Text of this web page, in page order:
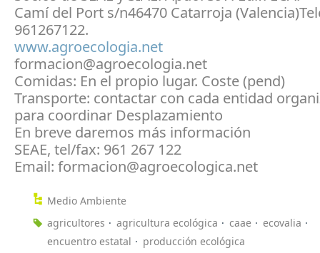
Camí del Port s/n46470 Catarroja
961267122.
www.agroecologia.net
formacion@agroecologia.net
Comidas: En el propio lugar. Coste (pend)
Transporte: contactar con cada entidad
para coordinar Desplazamiento
En breve daremos más información
SEAE, tel/fax: 961 267 122
Email: formacion@agroecologica.net
Medio Ambiente
agricultores
agricultura ecológica caae
ecovalia
encuentro estatal
producción ecológica